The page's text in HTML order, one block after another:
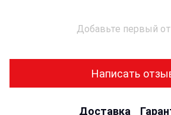
Добавьте первый
Написать
Доставка